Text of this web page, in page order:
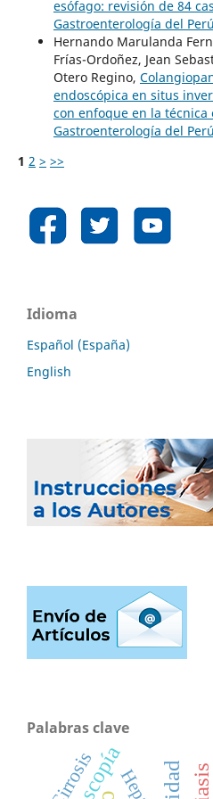
esófago: revisión de 84
Gastroenterología del
Hernando Marulanda
Frías-Ordoñez, Jean
Otero Regino,
endoscópica en situs
con enfoque en la técnica
Gastroenterología del
1 2 > >>
Idioma
Español (España)
English
Palabras clave
Cirrosis